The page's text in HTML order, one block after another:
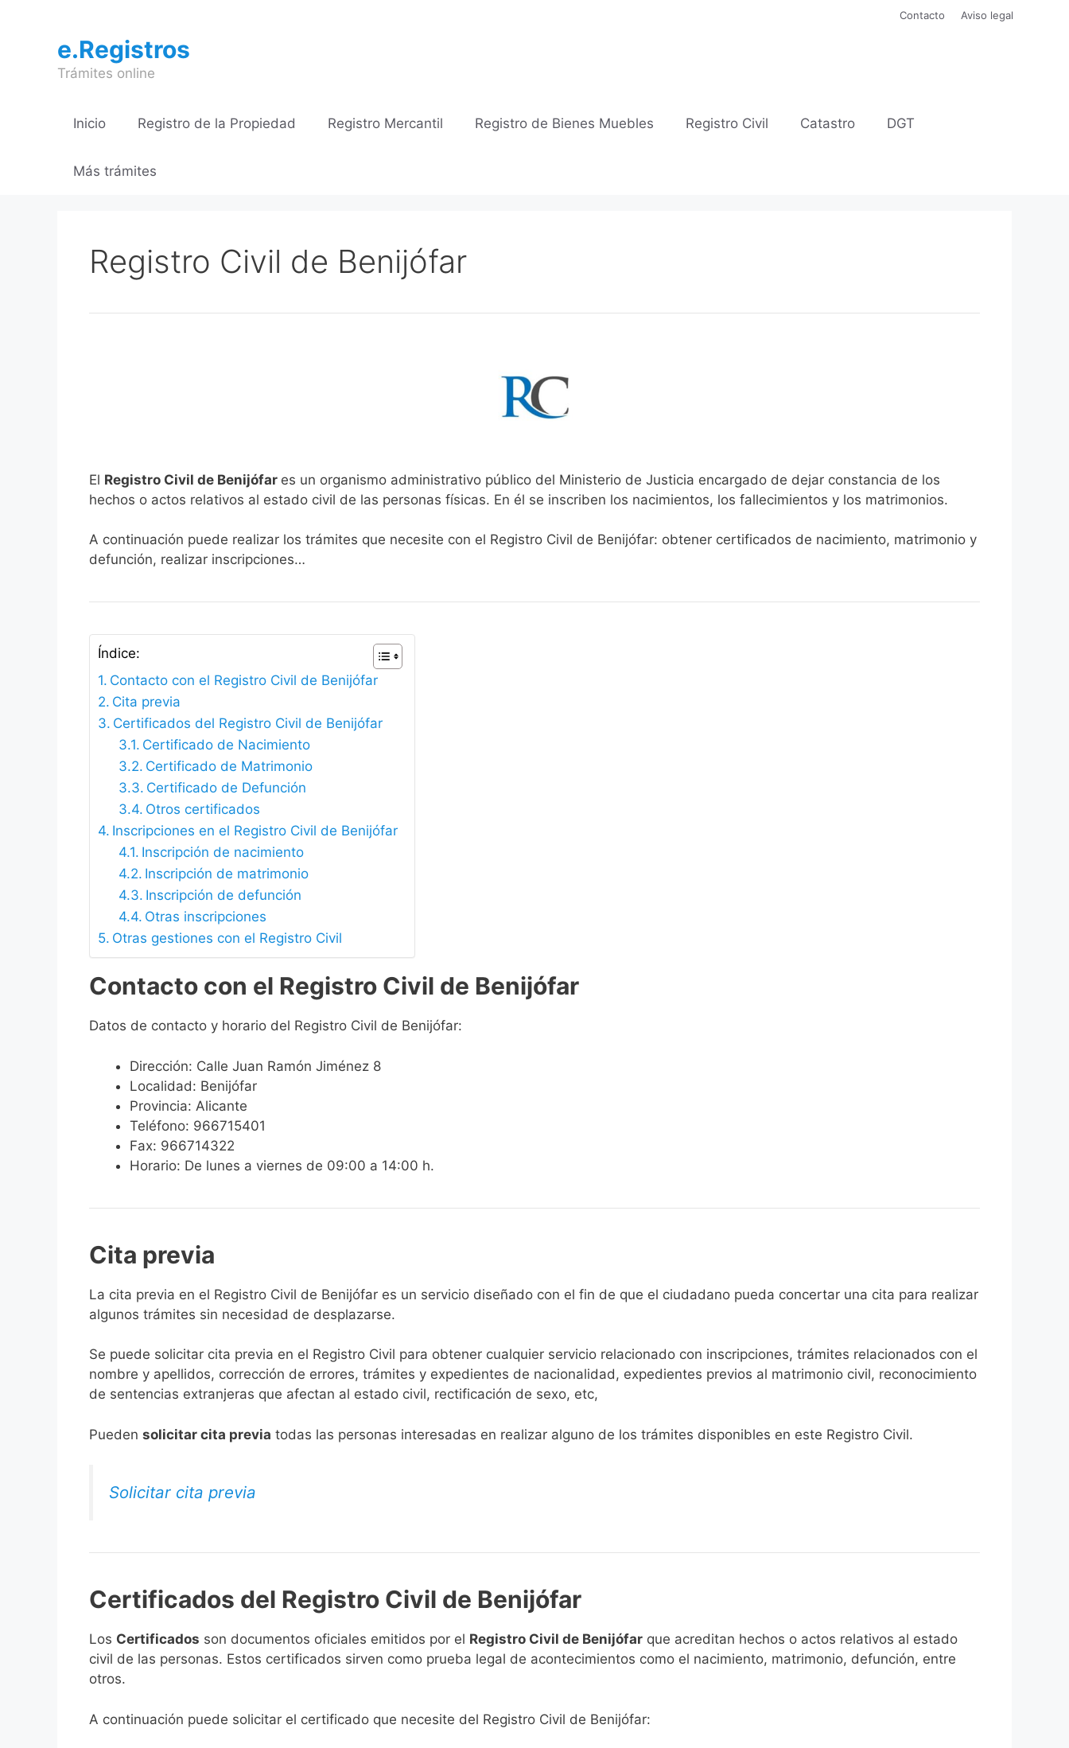
contenido
Contacto Aviso legal
e.Registros
Trámites online
Inicio Registro de la Propiedad Registro Mercantil Registro de Bienes Muebles Registro Civil Catastro DGT
Más trámites
Registro Civil de Benijófar
El Registro Civil de Benijófar es un organismo administrativo público del Ministerio de Justicia encargado de dejar constancia de los
hechos o actos relativos al estado civil de las personas físicas. En él se inscriben los nacimientos, los fallecimientos y los matrimonios.
A continuación puede realizar los trámites que necesite con el Registro Civil de Benijófar: obtener certificados de nacimiento, matrimonio y
defunción, realizar inscripciones…
Índice:
Contacto con el Registro Civil de Benijófar
Cita previa
Certificados del Registro Civil de Benijófar
Certificado de Nacimiento
Certificado de Matrimonio
Certificado de Defunción
Otros certificados
Inscripciones en el Registro Civil de Benijófar
Inscripción de nacimiento
Inscripción de matrimonio
Inscripción de defunción
Otras inscripciones
Otras gestiones con el Registro Civil
Contacto con el Registro Civil de Benijófar
Datos de contacto y horario del Registro Civil de Benijófar:
Dirección: Calle Juan Ramón Jiménez 8
Localidad: Benijófar
Provincia: Alicante
Teléfono: 966715401
Fax: 966714322
Horario: De lunes a viernes de 09:00 a 14:00 h.
Cita previa
​​​​​​​​​​​​​​​​​​​​​​​​​​​​La cita previa en el Registro Civil de Benijófar es un servicio diseñado con el fin de que el ciudadano pueda concertar una cita para realizar
algunos trámites sin necesidad de desplazarse.​
Se puede solicitar cita previa en el Registro Civil para obtener cualquier servicio relacionado con inscripciones, trámites relacionados con el
nombre y apellidos, corrección de errores, trámites y expedientes de nacionalidad, expedientes previos al matrimonio civil, reconocimiento
de sentencias extranjeras que afectan al estado civil, rectificación de sexo, etc,
​Pueden solicitar cita previa todas las personas interesadas en realizar alguno de los trámites disponibles en este Registro Civil.​
Solicitar cita previa
Certificados del Registro Civil de Benijófar
Los Certificados son documentos oficiales emitidos por el Registro Civil de Benijófar que acreditan hechos o actos relativos al estado
civil de las personas. Estos certificados sirven como prueba legal de acontecimientos como el nacimiento, matrimonio, defunción, entre
otros.
A continuación puede solicitar el certificado que necesite del Registro Civil de Benijófar: